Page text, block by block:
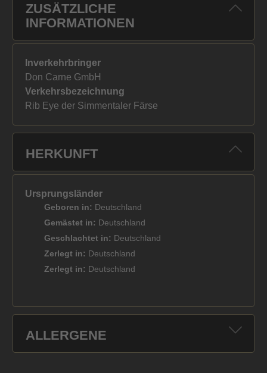
ZUSÄTZLICHE
INFORMATIONEN
Inverkehrbringer
Don Carne GmbH
Verkehrsbezeichnung
Rib Eye der Simmentaler Färse
HERKUNFT
Ursprungsländer
Geboren in: Deutschland
Gemästet in: Deutschland
Geschlachtet in: Deutschland
Zerlegt in: Deutschland
Zerlegt in: Deutschland
ALLERGENE